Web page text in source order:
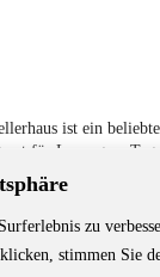
zu
stimmen Sie
ist ein
für Lesungen,